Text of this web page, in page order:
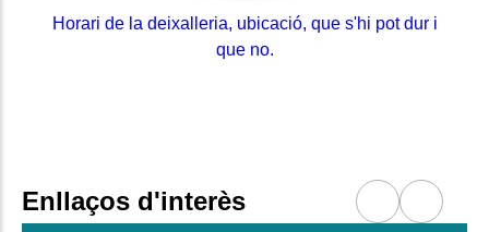
Horari de la deixalleria, ubicació, que s'hi pot dur i
que no.
Enllaços d'interès